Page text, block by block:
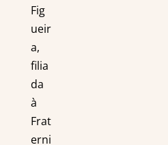
Fig
ueir
a,
filia
da
à
Frat
erni